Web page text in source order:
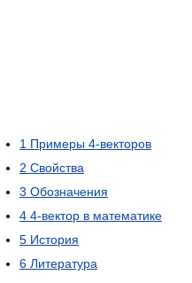
1 Примеры 4-векторов
2 Свойства
3 Обозначения
4 4-вектор в математике
5 История
6 Литература